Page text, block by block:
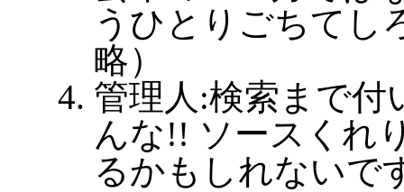
うひとりごちてし
略）
管理人:検索まで付
んな!! ソースくれ
るかもしれないで